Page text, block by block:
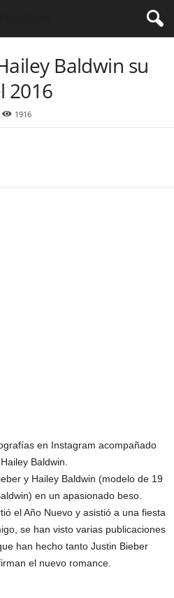
Baldwin su
2016
1916
en Instagram acompañado
Baldwin.
y Hailey Baldwin (modelo de 19
en un apasionado beso.
el Año Nuevo y asistió a una fiesta
se han visto varias publicaciones
han hecho tanto Justin Bieber
el nuevo romance.